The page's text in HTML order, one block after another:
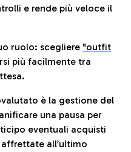
e rende più veloce il
ruolo: scegliere "outfit
più facilmente tra
è la gestione del
una pausa per
eventuali acquisti
all’ultimo